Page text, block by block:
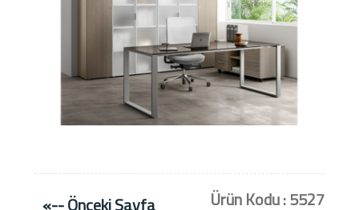
«-- Önceki Sayfa Ürün Kodu : 5527